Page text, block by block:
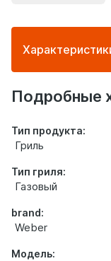
Подробная
информация
о
товаре
Подробные
Тип продукта:
Гриль
Тип гриля:
Газовый
brand:
Weber
Модель: